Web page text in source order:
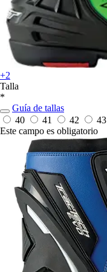
+2
Talla
*
Guía de tallas
40
41 42 43
Este campo es obligatorio